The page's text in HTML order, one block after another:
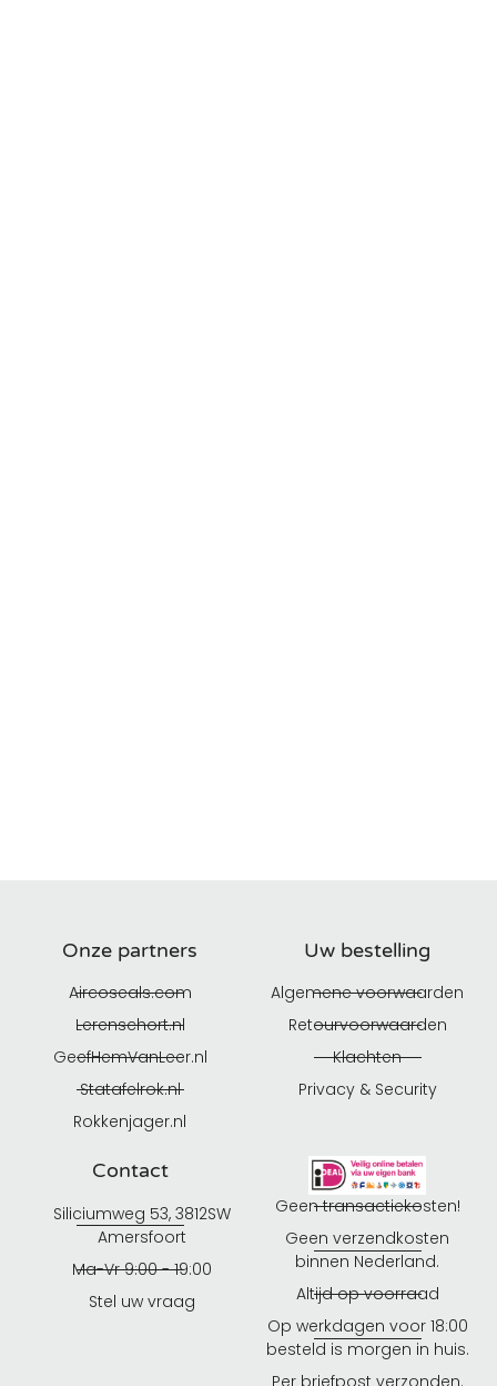
Onze partners
Aircoseals.com
Lerenschort.nl
GeefHemVanLeer.nl
Statafelrok.nl
Rokkenjager.nl
Uw bestelling
Algemene voorwaarden
Retourvoorwaarden
Klachten
Privacy & Security
Contact
Siliciumweg 53, 3812SW
Amersfoort
Ma-Vr 9:00 - 19:00
Stel uw vraag
Geen transactiekosten!
Geen verzendkosten
binnen Nederland.
Altijd op voorraad
Op werkdagen voor 18:00
besteld is morgen in huis.
Per briefpost verzonden.